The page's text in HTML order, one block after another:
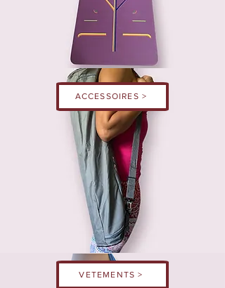
ACCESSOIRES >
VETEMENTS >